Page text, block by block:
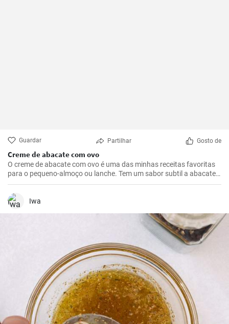
Guardar Partilhar Gosto de
Creme de abacate com ovo
O creme de abacate com ovo é uma das minhas receitas favoritas
para o pequeno-almoço ou lanche. Tem um sabor subtil a abacate
que é abrilhantado com sumo de limão e realçado pela adição de
um ovo escalfado.
Iwa